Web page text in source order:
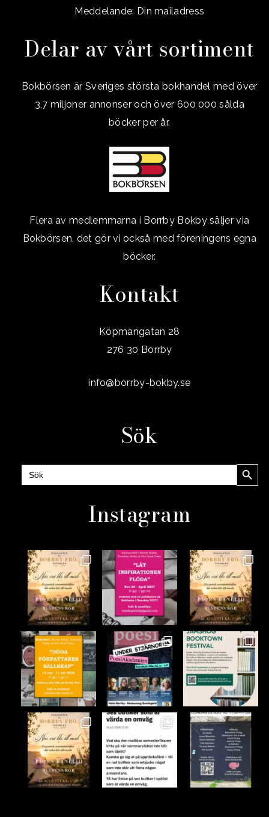
Meddelande: Din mailadress
Delar av vårt sortiment
Bokbörsen är Sveriges största bokhandel med över
3,7 miljoner annonser och över 600 000 sålda
böcker per år.
Flera av medlemmarna i Borrby Bokby säljer via
Bokbörsen, det gör vi också med föreningens egna
böcker.
Kontakt
Köpmangatan 28
276 30 Borrby
info@borrby-bokby.se
Sök
Sök
efter:
Instagram